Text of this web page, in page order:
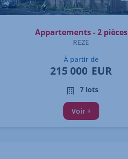
Appartements - 2 pièces
REZE
À partir de
215 000 EUR
7 lots
Voir +